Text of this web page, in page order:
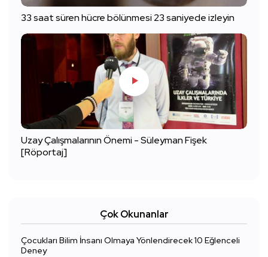
33 saat süren hücre bölünmesi 23 saniyede izleyin
Uzay Çalışmalarının Önemi - Süleyman Fişek
[Röportaj]
Çok Okunanlar
Çocukları Bilim İnsanı Olmaya Yönlendirecek 10 Eğlenceli
Deney